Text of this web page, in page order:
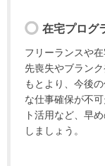
在宅プログ
フリーランスや
先喪失やブラン
もとより、今後
な仕事確保が不
ト活用など、早
しましょう。